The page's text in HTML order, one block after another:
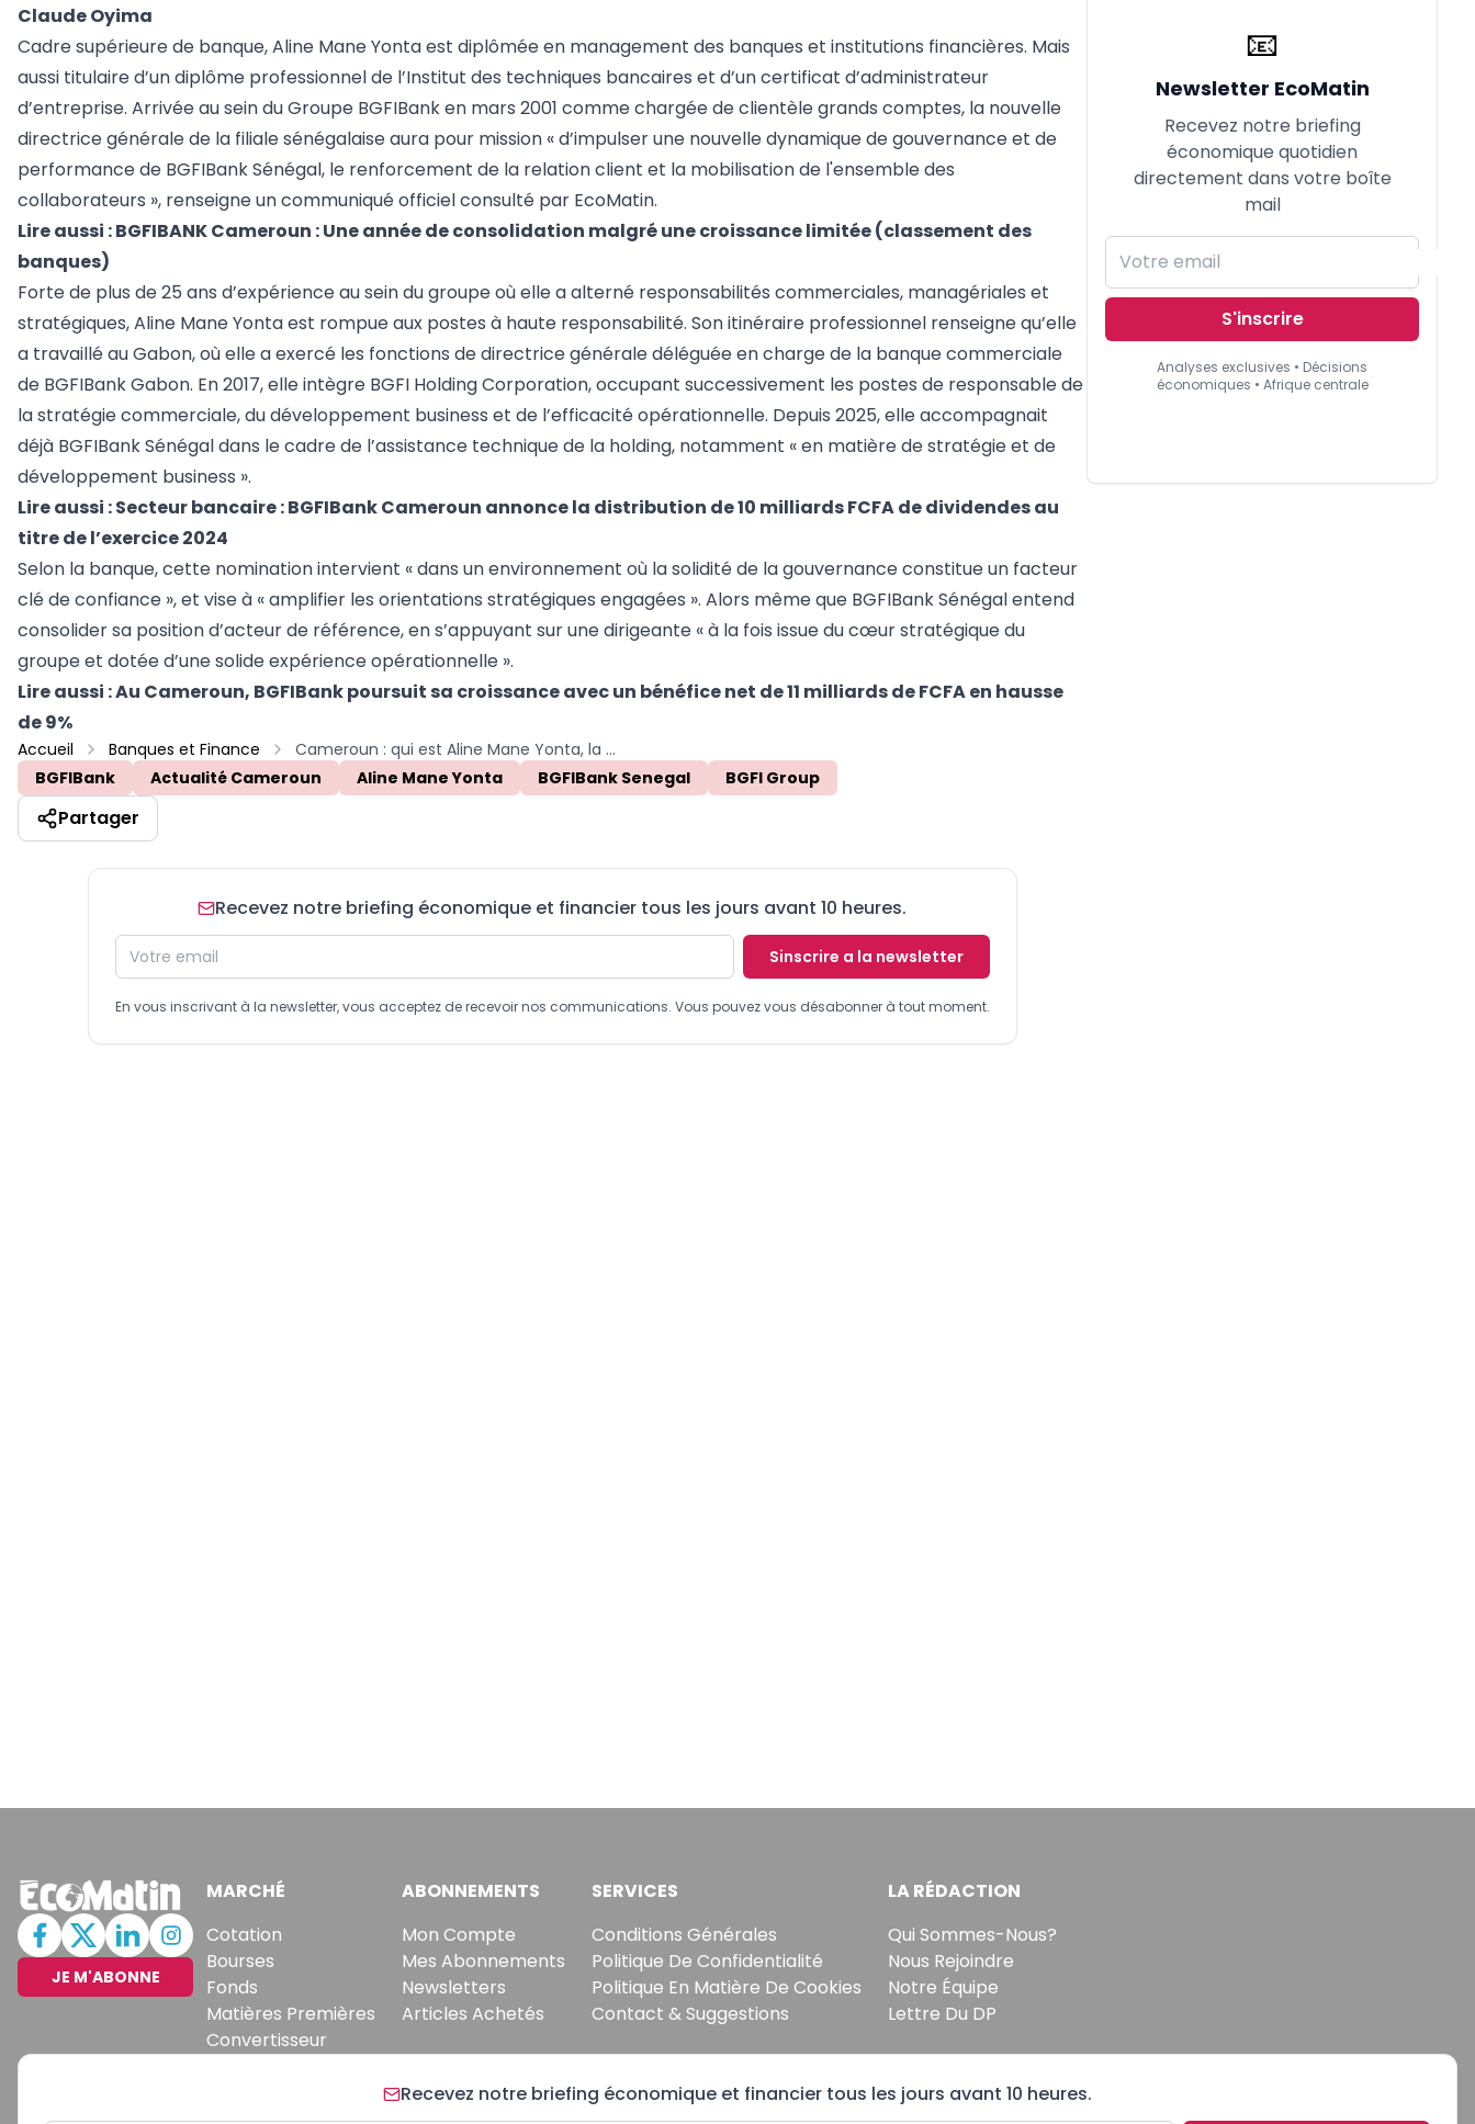
Claude Oyima
Cadre supérieure de banque, Aline Mane Yonta est diplômée en management des banques et institutions financières. Mais
aussi titulaire d’un diplôme professionnel de l’Institut des techniques bancaires et d’un certificat d’administrateur
d’entreprise. Arrivée au sein du Groupe BGFIBank en mars 2001 comme chargée de clientèle grands comptes, la nouvelle
directrice générale de la filiale sénégalaise aura pour mission « d’impulser une nouvelle dynamique de gouvernance et de
performance de BGFIBank Sénégal, le renforcement de la relation client et la mobilisation de l'ensemble des
collaborateurs », renseigne un communiqué officiel consulté par EcoMatin.
Lire aussi :BGFIBANK Cameroun : Une année de consolidation malgré une croissance limitée (classement des
banques)
Forte de plus de 25 ans d’expérience au sein du groupe où elle a alterné responsabilités commerciales, managériales et
stratégiques, Aline Mane Yonta est rompue aux postes à haute responsabilité. Son itinéraire professionnel renseigne qu’elle
a travaillé au Gabon, où elle a exercé les fonctions de directrice générale déléguée en charge de la banque commerciale
de BGFIBank Gabon. En 2017, elle intègre BGFI Holding Corporation, occupant successivement les postes de responsable de
la stratégie commerciale, du développement business et de l’efficacité opérationnelle. Depuis 2025, elle accompagnait
déjà BGFIBank Sénégal dans le cadre de l’assistance technique de la holding, notamment « en matière de stratégie et de
développement business ».
Lire aussi :Secteur bancaire : BGFIBank Cameroun annonce la distribution de 10 milliards FCFA de dividendes au
titre de l’exercice 2024
Selon la banque, cette nomination intervient « dans un environnement où la solidité de la gouvernance constitue un facteur
clé de confiance », et vise à « amplifier les orientations stratégiques engagées ». Alors même que BGFIBank Sénégal entend
consolider sa position d’acteur de référence, en s’appuyant sur une dirigeante « à la fois issue du cœur stratégique du
groupe et dotée d’une solide expérience opérationnelle ».
Lire aussi :Au Cameroun, BGFIBank poursuit sa croissance avec un bénéfice net de 11 milliards de FCFA en hausse
de 9%
Accueil Banques et Finance
Cameroun : qui est Aline Mane Yonta, la nouvelle directrice générale de BGFIBank Sénégal ?
BGFIBank
Actualité Cameroun Aline Mane Yonta BGFIBank Senegal BGFI Group
Partager
Recevez notre briefing économique et financier tous les jours avant 10 heures.
Sinscrire a la newsletter
En vous inscrivant à la newsletter, vous acceptez de recevoir nos communications. Vous pouvez vous désabonner à tout moment.
📧
Newsletter EcoMatin
Recevez notre briefing
économique quotidien
directement dans votre boîte
mail
S'inscrire
Analyses exclusives • Décisions
économiques • Afrique centrale
JE M'ABONNE
MARCHÉ
Cotation
Bourses
Fonds
Matières Premières
Convertisseur
ABONNEMENTS
Mon Compte
Mes Abonnements
Newsletters
Articles Achetés
SERVICES
Conditions Générales
Politique De Confidentialité
Politique En Matière De Cookies
Contact & Suggestions
LA RÉDACTION
Qui Sommes-Nous?
Nous Rejoindre
Notre Équipe
Lettre Du DP
Recevez notre briefing économique et financier tous les jours avant 10 heures.